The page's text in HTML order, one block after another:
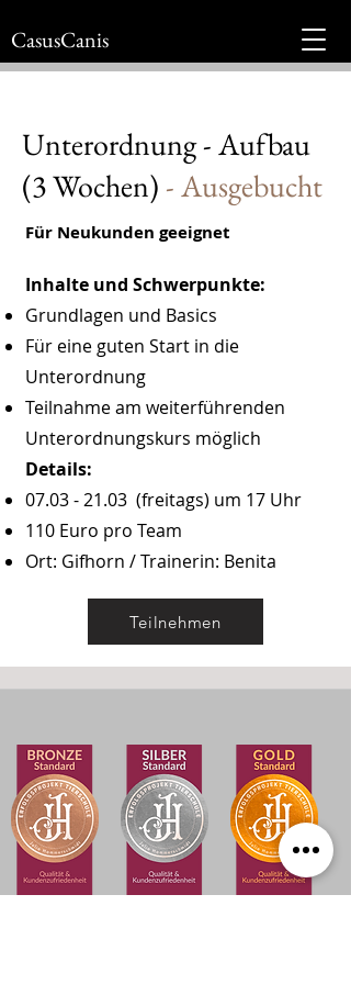
CasusCanis
Unterordnung - Aufbau
(3 Wochen) - Ausgebucht
Für Neukunden geeignet
Inhalte und Schwerpunkte:
Grundlagen und Basics
Für eine guten Start in die
Unterordnung
Teilnahme am weiterführenden
Unterordnungskurs möglich
​Details:
07.03 - 21.03 (freitags) um 17 Uhr
110 Euro pro Team
Ort: Gifhorn / Trainerin: Benita
Teilnehmen